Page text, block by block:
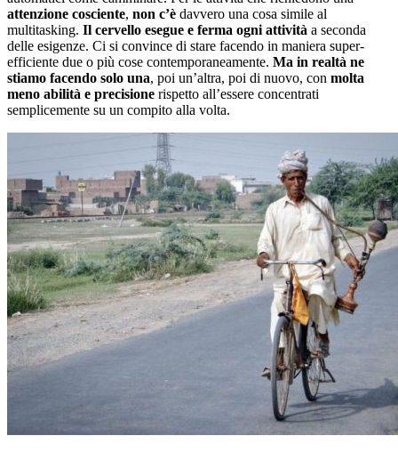
attenzione cosciente, non c’è davvero una cosa simile al
multitasking. Il cervello esegue e ferma ogni attività a seconda
delle esigenze. Ci si convince di stare facendo in maniera super-
efficiente due o più cose contemporaneamente. Ma in realtà ne
stiamo facendo solo una, poi un’altra, poi di nuovo, con molta
meno abilità e precisione rispetto all’essere concentrati
semplicemente su un compito alla volta.